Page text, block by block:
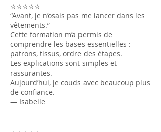
⭐⭐⭐⭐⭐
“Avant, je n’osais pas me lancer dans les
vêtements.”
Cette formation m’a permis de
comprendre les bases essentielles :
patrons, tissus, ordre des étapes.
Les explications sont simples et
rassurantes.
Aujourd’hui, je couds avec beaucoup plus
de confiance.
— Isabelle